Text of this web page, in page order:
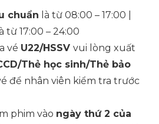
chuẩn là từ 08:00 – 17:00 |
từ 17:00 – 24:00
vé U22/HSSV vui lòng xuất
Thẻ học sinh/Thẻ bảo
để nhân viên kiểm tra trước
phim vào ngày thứ 2 của